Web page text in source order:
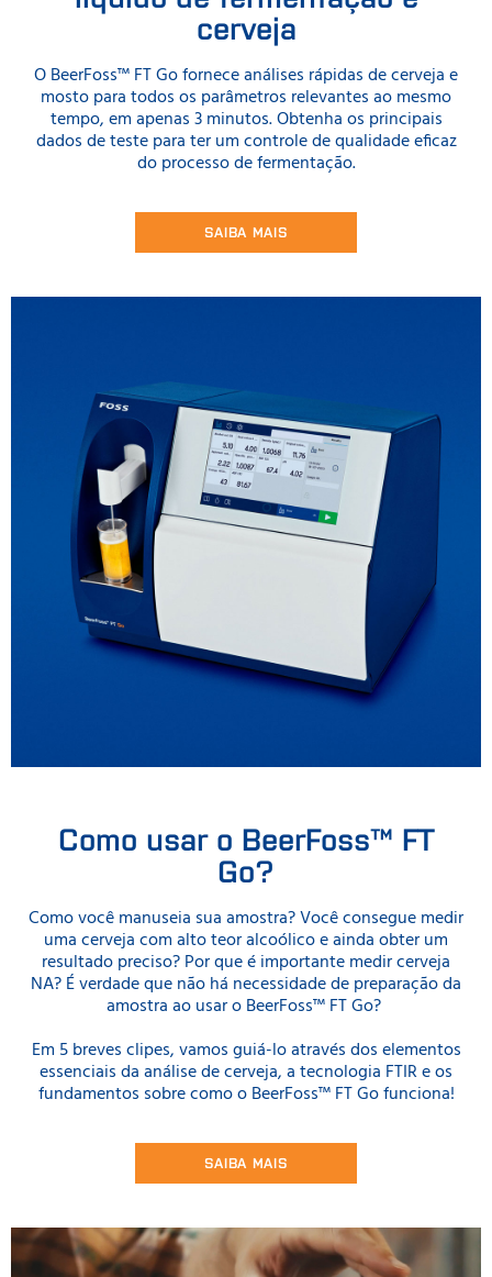
cerveja
O BeerFoss™ FT Go fornece análises rápidas de cerveja e
mosto para todos os parâmetros relevantes ao mesmo
tempo, em apenas 3 minutos. Obtenha os principais
dados de teste para ter um controle de qualidade eficaz
do processo de fermentação.
SAIBA MAIS
Como usar o BeerFoss™ FT
Go?
Como você manuseia sua amostra? Você consegue medir
uma cerveja com alto teor alcoólico e ainda obter um
resultado preciso? Por que é importante medir cerveja
NA? É verdade que não há necessidade de preparação da
amostra ao usar o BeerFoss™ FT Go?
Em 5 breves clipes, vamos guiá-lo através dos elementos
essenciais da análise de cerveja, a tecnologia FTIR e os
fundamentos sobre como o BeerFoss™ FT Go funciona!
SAIBA MAIS